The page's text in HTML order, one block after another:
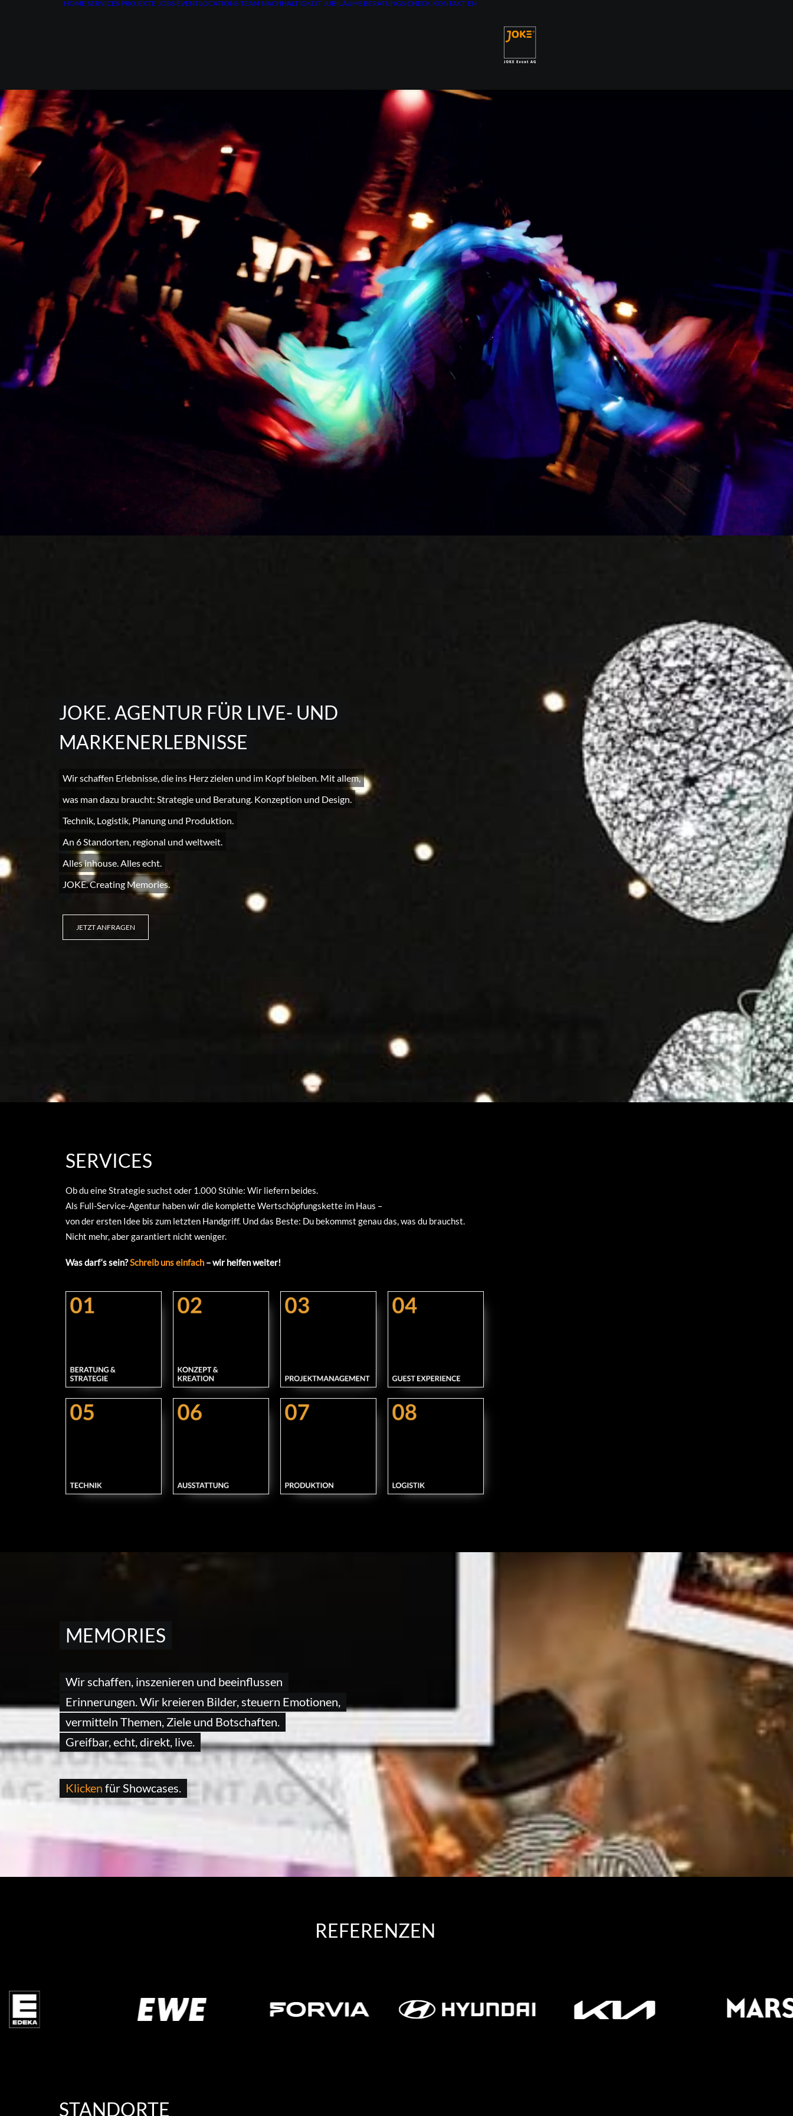
HOME SERVICES PROJEKTE JOBS EVENTLOCATIONS TEAM NACHHALTIGKEIT JUBILÄUMS BERATUNGS-CHECK KONTAKT EN
JOKE. AGENTUR FÜR LIVE- UND
MARKENERLEBNISSE
Wir schaffen Erlebnisse, die ins Herz zielen und im Kopf bleiben. Mit allem,
was man dazu braucht: Strategie und Beratung. Konzeption und Design.
Technik, Logistik, Planung und Produktion.
An 6 Standorten, regional und weltweit.
Alles inhouse. Alles echt.
JOKE. Creating Memories.
JETZT ANFRAGEN
SERVICES
Ob du eine Strategie suchst oder 1.000 Stühle: Wir liefern beides.
Als Full-Service-Agentur haben wir die komplette Wertschöpfungskette im Haus –
von der ersten Idee bis zum letzten Handgriff. Und das Beste: Du bekommst genau das, was du brauchst.
Nicht mehr, aber garantiert nicht weniger.
Was darf‘s sein?Schreib uns einfach – wir helfen weiter!
MEMORIES
Wir schaffen, inszenieren und beeinflussen
Erinnerungen. Wir kreieren Bilder, steuern Emotionen,
vermitteln Themen, Ziele und Botschaften.
Greifbar, echt, direkt, live.
Klicken für Showcases.
REFERENZEN
STANDORTE